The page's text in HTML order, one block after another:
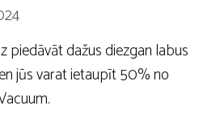
piedāvāt dažus diezgan labus
jūs varat ietaupīt 50% no